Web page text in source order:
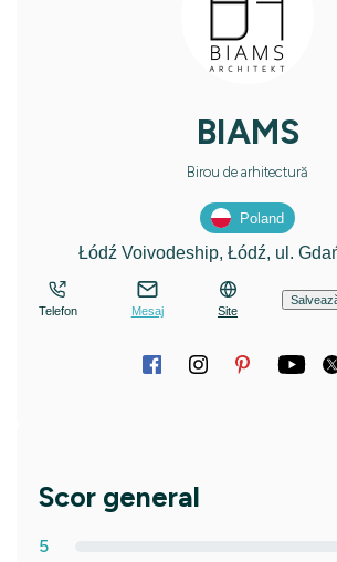
BIAMS
Birou de arhitectură
Poland
Łódź Voivodeship, Łódź, ul.
Telefon Mesaj Site
Scor general
5